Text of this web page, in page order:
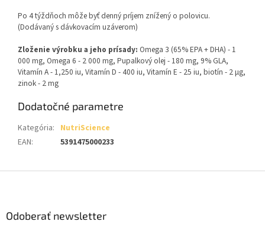
Po 4 týždňoch môže byť denný príjem znížený o polovicu.
(Dodávaný s dávkovacím uzáverom)
Zloženie výrobku a jeho prísady: Omega 3 (65% EPA + DHA) - 1
000 mg, Omega 6 - 2 000 mg, Pupalkový olej - 180 mg, 9% GLA,
Vitamín A - 1,250 iu, Vitamín D - 400 iu, Vitamín E - 25 iu, biotín - 2 μg,
zinok - 2 mg
Dodatočné parametre
Kategória: NutriScience
EAN: 5391475000233
Odoberať newsletter